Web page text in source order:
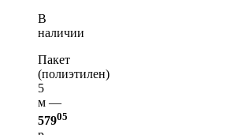
В
наличии
Пакет
(полиэтилен)
5
м —
57905